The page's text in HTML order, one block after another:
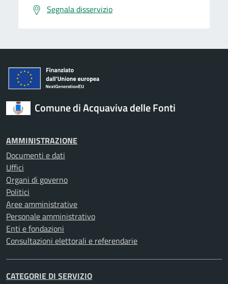
Segnala disservizio
Comune di Acquaviva delle Fonti
AMMINISTRAZIONE
Documenti e dati
Uffici
Organi di governo
Politici
Aree amministrative
Personale amministrativo
Enti e fondazioni
Consultazioni elettorali e referendarie
CATEGORIE DI SERVIZIO